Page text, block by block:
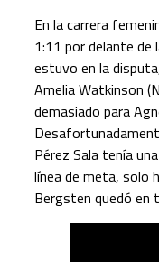
En la carrera
1:11 por delante de
estuvo en la
Amelia Watkinson
demasiado para
Pérez Sala tenía
línea de meta, solo
Bergsten quedó en